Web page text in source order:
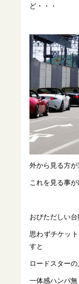
ど・・・
外から見る方が
これを見る事が
おびただしい台
思わずチケッ
すと
ロードスターの
一体感ハンパ無